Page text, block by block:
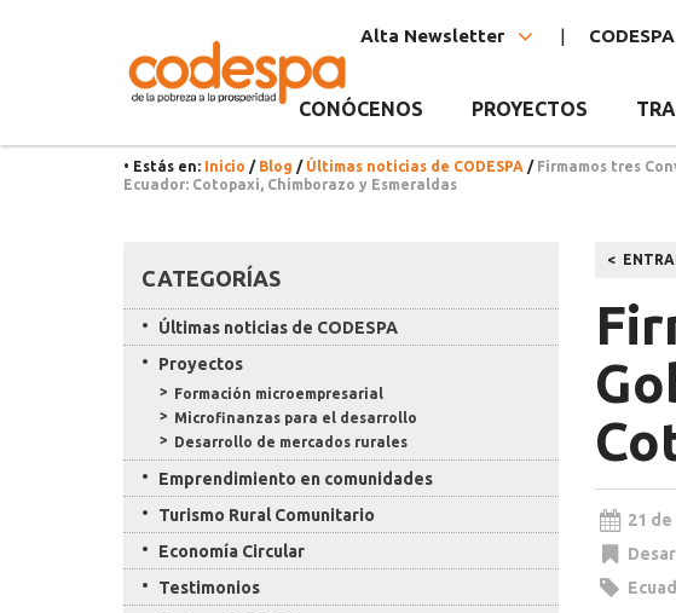
Alta Newsletter
CONÓCENOS PROYECTOS
• Estás en: Inicio / Blog / Últimas noticias de CODESPA / Firmamos tres
Ecuador: Cotopaxi, Chimborazo y Esmeraldas
de
21
CATEGORÍAS
Últimas noticias de CODESPA
Proyectos
Formación microempresarial
Microfinanzas para el desarrollo
Desarrollo de mercados rurales
Emprendimiento en comunidades
Turismo Rural Comunitario
Economía Circular
Testimonios